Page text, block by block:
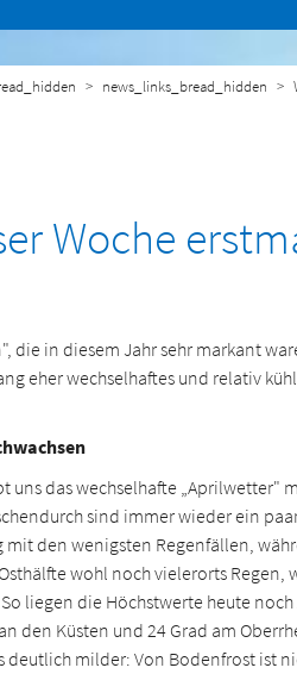
news_links_bread_hidden
Woche
die in diesem Jahr sehr markant
eher wechselhaftes und relativ
uns das wechselhafte „Aprilwetter"
sind immer wieder ein
den wenigsten Regenfällen,
wohl noch vielerorts
liegen die Höchstwerte heute
den Küsten und 24 Grad am
deutlich milder: Von Bodenfrost ist